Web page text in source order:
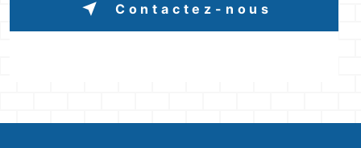
Contactez-nous